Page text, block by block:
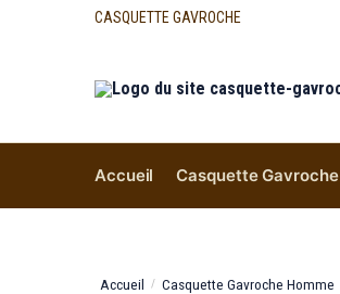
CASQUETTE GAVROCHE
Accueil Casquette Gavroche
Accueil / Casquette Gavroche Homme